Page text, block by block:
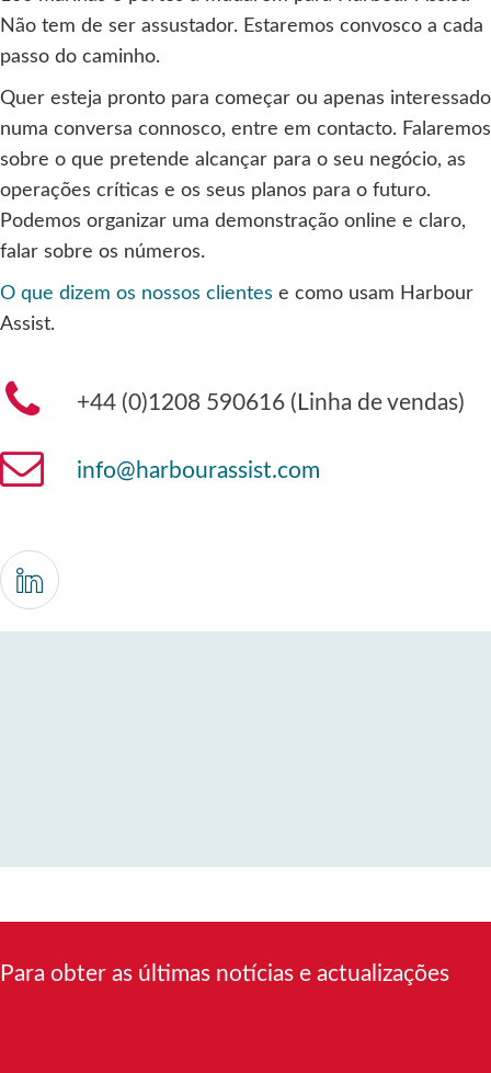
Não tem de ser assustador. Estaremos convosco a cada
passo do caminho.
Quer esteja pronto para começar ou apenas interessado
numa conversa connosco, entre em contacto. Falaremos
sobre o que pretende alcançar para o seu negócio, as
operações críticas e os seus planos para o futuro.
Podemos organizar uma demonstração online e claro,
falar sobre os números.
O que dizem os nossos clientes e como usam Harbour
Assist.
+44 (0)1208 590616 (Linha de vendas)
info@harbourassist.com
Para obter as últimas notícias e actualizações